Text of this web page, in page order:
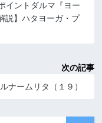
イントダルマ『ヨー
説】ハタヨーガ・プ
次の記事
ナームリタ（１９）